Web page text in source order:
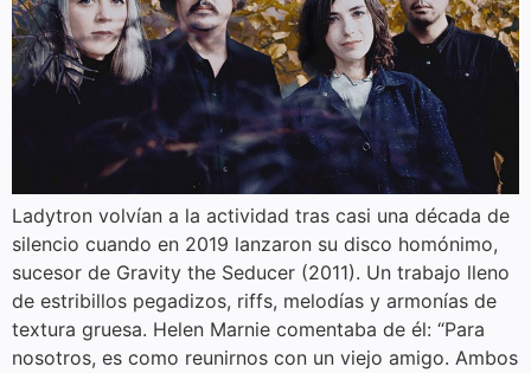
Ladytron volvían a la actividad tras casi una década de
silencio cuando en 2019 lanzaron su disco homónimo,
sucesor de Gravity the Seducer (2011). Un trabajo lleno
de estribillos pegadizos, riffs, melodías y armonías de
textura gruesa. Helen Marnie comentaba de él: “Para
nosotros, es como reunirnos con un viejo amigo. Ambos